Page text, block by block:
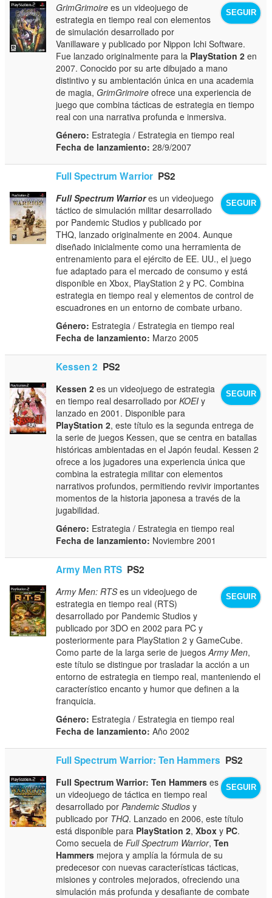
SEGUIR
GrimGrimoire es un videojuego de
estrategia en tiempo real con elementos
de simulación desarrollado por
Vanillaware y publicado por Nippon Ichi Software.
Fue lanzado originalmente para la PlayStation 2 en
2007. Conocido por su arte dibujado a mano
distintivo y su ambientación única en una academia
de magia,GrimGrimoire ofrece una experiencia de
juego que combina tácticas de estrategia en tiempo
real con una narrativa profunda e inmersiva.
Género: Estrategia / Estrategia en tiempo real
Fecha de lanzamiento: 28/9/2007
Full Spectrum Warrior PS2
SEGUIR
Full Spectrum Warriores un videojuego
táctico de simulación militar desarrollado
por Pandemic Studios y publicado por
THQ, lanzado originalmente en 2004. Aunque
diseñado inicialmente como una herramienta de
entrenamiento para el ejército de EE. UU., el juego
fue adaptado para el mercado de consumo y está
disponible en Xbox, PlayStation 2 y PC. Combina
estrategia en tiempo real y elementos de control de
escuadrones en un entorno de combate urbano.
Género: Estrategia / Estrategia en tiempo real
Fecha de lanzamiento: Marzo 2005
Kessen 2 PS2
SEGUIR
Kessen 2 es un videojuego de estrategia
en tiempo real desarrollado porKOEI y
lanzado en 2001. Disponible para
PlayStation 2, este título es la segunda entrega de
la serie de juegos Kessen, que se centra en batallas
históricas ambientadas en el Japón feudal. Kessen 2
ofrece a los jugadores una experiencia única que
combina la estrategia militar con elementos
narrativos profundos, permitiendo revivir importantes
momentos de la historia japonesa a través de la
jugabilidad.
Género: Estrategia / Estrategia en tiempo real
Fecha de lanzamiento: Noviembre 2001
Army Men RTS PS2
SEGUIR
Army Men: RTSes un videojuego de
estrategia en tiempo real (RTS)
desarrollado por Pandemic Studios y
publicado por 3DO en 2002 para PC y
posteriormente para PlayStation 2 y GameCube.
Como parte de la larga serie de juegosArmy Men,
este título se distingue por trasladar la acción a un
entorno de estrategia en tiempo real, manteniendo el
característico encanto y humor que definen a la
franquicia.
Género: Estrategia / Estrategia en tiempo real
Fecha de lanzamiento: Año 2002
Full Spectrum Warrior: Ten Hammers PS2
SEGUIR
Full Spectrum Warrior: Ten Hammers es
un videojuego de táctica en tiempo real
desarrollado porPandemic Studios y
publicado por THQ. Lanzado en 2006, este título
está disponible para PlayStation 2,Xbox y PC.
Como secuela deFull Spectrum Warrior,Ten
Hammers mejora y amplía la fórmula de su
predecesor con nuevas características tácticas,
misiones y controles mejorados, ofreciendo una
simulación más profunda y desafiante de combate